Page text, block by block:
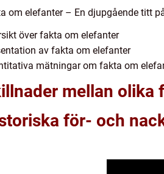
om elefanter – En djupgående titt
över fakta om elefanter
av fakta om elefanter
mätningar om fakta om
mellan olika
för- och